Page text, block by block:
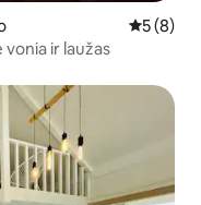
Vidutinis
5 (8)
vonia ir laužas